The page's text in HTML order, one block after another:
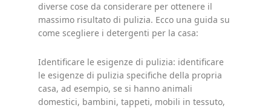
diverse cose da considerare per ottenere il
massimo risultato di pulizia. Ecco una guida su
come scegliere i detergenti per la casa:
Identificare le esigenze di pulizia: identificare
le esigenze di pulizia specifiche della propria
casa, ad esempio, se si hanno animali
domestici, bambini, tappeti, mobili in tessuto,